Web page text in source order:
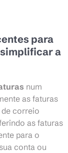
para
a
num
as faturas
correio
as faturas
para o
conta ou